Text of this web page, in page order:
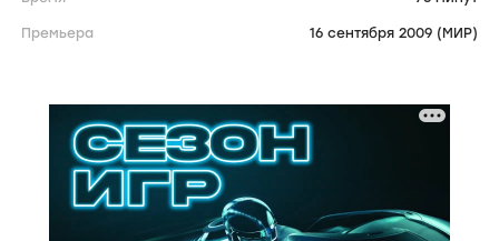
Премьера 16 сентября 2009 (МИР)